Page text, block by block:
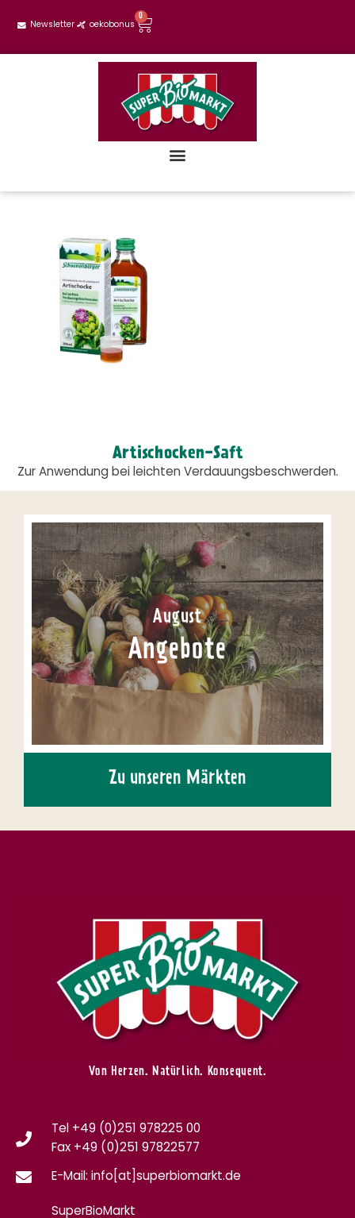
Newsletter oekobonus
0
Artischocken-Saft
Zur Anwendung bei leichten Verdauungsbeschwerden.
August
Angebote
Zu unseren Märkten
Von Herzen. Natürlich. Konsequent.
Tel +49 (0)251 978225 00
Fax +49 (0)251 97822577
E-Mail: info[at]superbiomarkt.de
SuperBioMarkt